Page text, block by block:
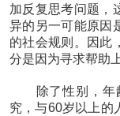
加反复思考问题，
异的另一可能原因
的社会规则。因此
分是因为寻求帮助
除了性别，年龄
究，与60岁以上的